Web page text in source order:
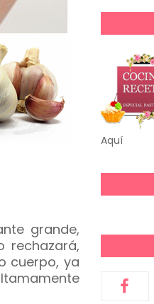
grande,
rechazará,
cuerpo, ya
Aquí